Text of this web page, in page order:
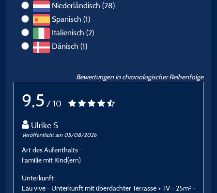
Niederländisch (28)
Spanisch (1)
Italienisch (2)
Dänisch (1)
Bewertungen in chronologischer Reihenfolge
9,5 / 10
Ulrike S
Veröffentlicht am 05/08/2026
Art des Aufenthalts :
Familie mit Kind(ern)
Unterkunft :
Eau vive - Unterkunft mit überdachter Terrasse + TV - 25m² -